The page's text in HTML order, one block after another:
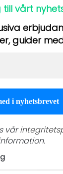
vårt
guider
vår